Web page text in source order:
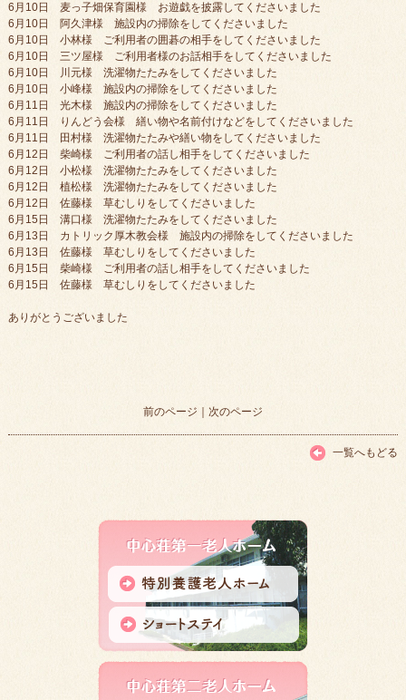
6月10日 麦っ子畑保育園様 お遊戯を披露してくださいました
6月10日 阿久津様 施設内の掃除をしてくださいました
6月10日 小林様 ご利用者の囲碁の相手をしてくださいました
6月10日 三ツ屋様 ご利用者様のお話相手をしてくださいました
6月10日 川元様 洗濯物たたみをしてくださいました
6月10日 小峰様 施設内の掃除をしてくださいました
6月11日 光木様 施設内の掃除をしてくださいました
6月11日 りんどう会様 繕い物や名前付けなどをしてくださいました
6月11日 田村様 洗濯物たたみや繕い物をしてくださいました
6月12日 柴崎様 ご利用者の話し相手をしてくださいました
6月12日 小松様 洗濯物たたみをしてくださいました
6月12日 植松様 洗濯物たたみをしてくださいました
6月12日 佐藤様 草むしりをしてくださいました
6月15日 溝口様 洗濯物たたみをしてくださいました
6月13日 カトリック厚木教会様 施設内の掃除をしてくださいました
6月13日 佐藤様 草むしりをしてくださいました
6月15日 柴崎様 ご利用者の話し相手をしてくださいました
6月15日 佐藤様 草むしりをしてくださいました
ありがとうございました
前のページ ｜ 次のページ
一覧へもどる